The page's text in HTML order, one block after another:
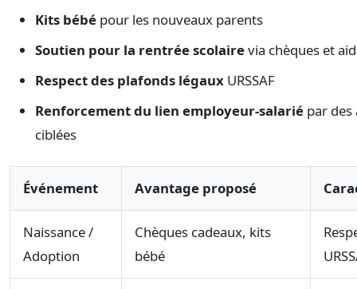
Kits bébé pour les nouveaux parents
Soutien pour la rentrée scolairevia chèques et
Respect des plafonds légaux URSSAF
Renforcement du lien employeur-salarié par
ciblées
Événement Avantage proposé
Naissance /
Adoption
Chèques cadeaux, kits
bébé